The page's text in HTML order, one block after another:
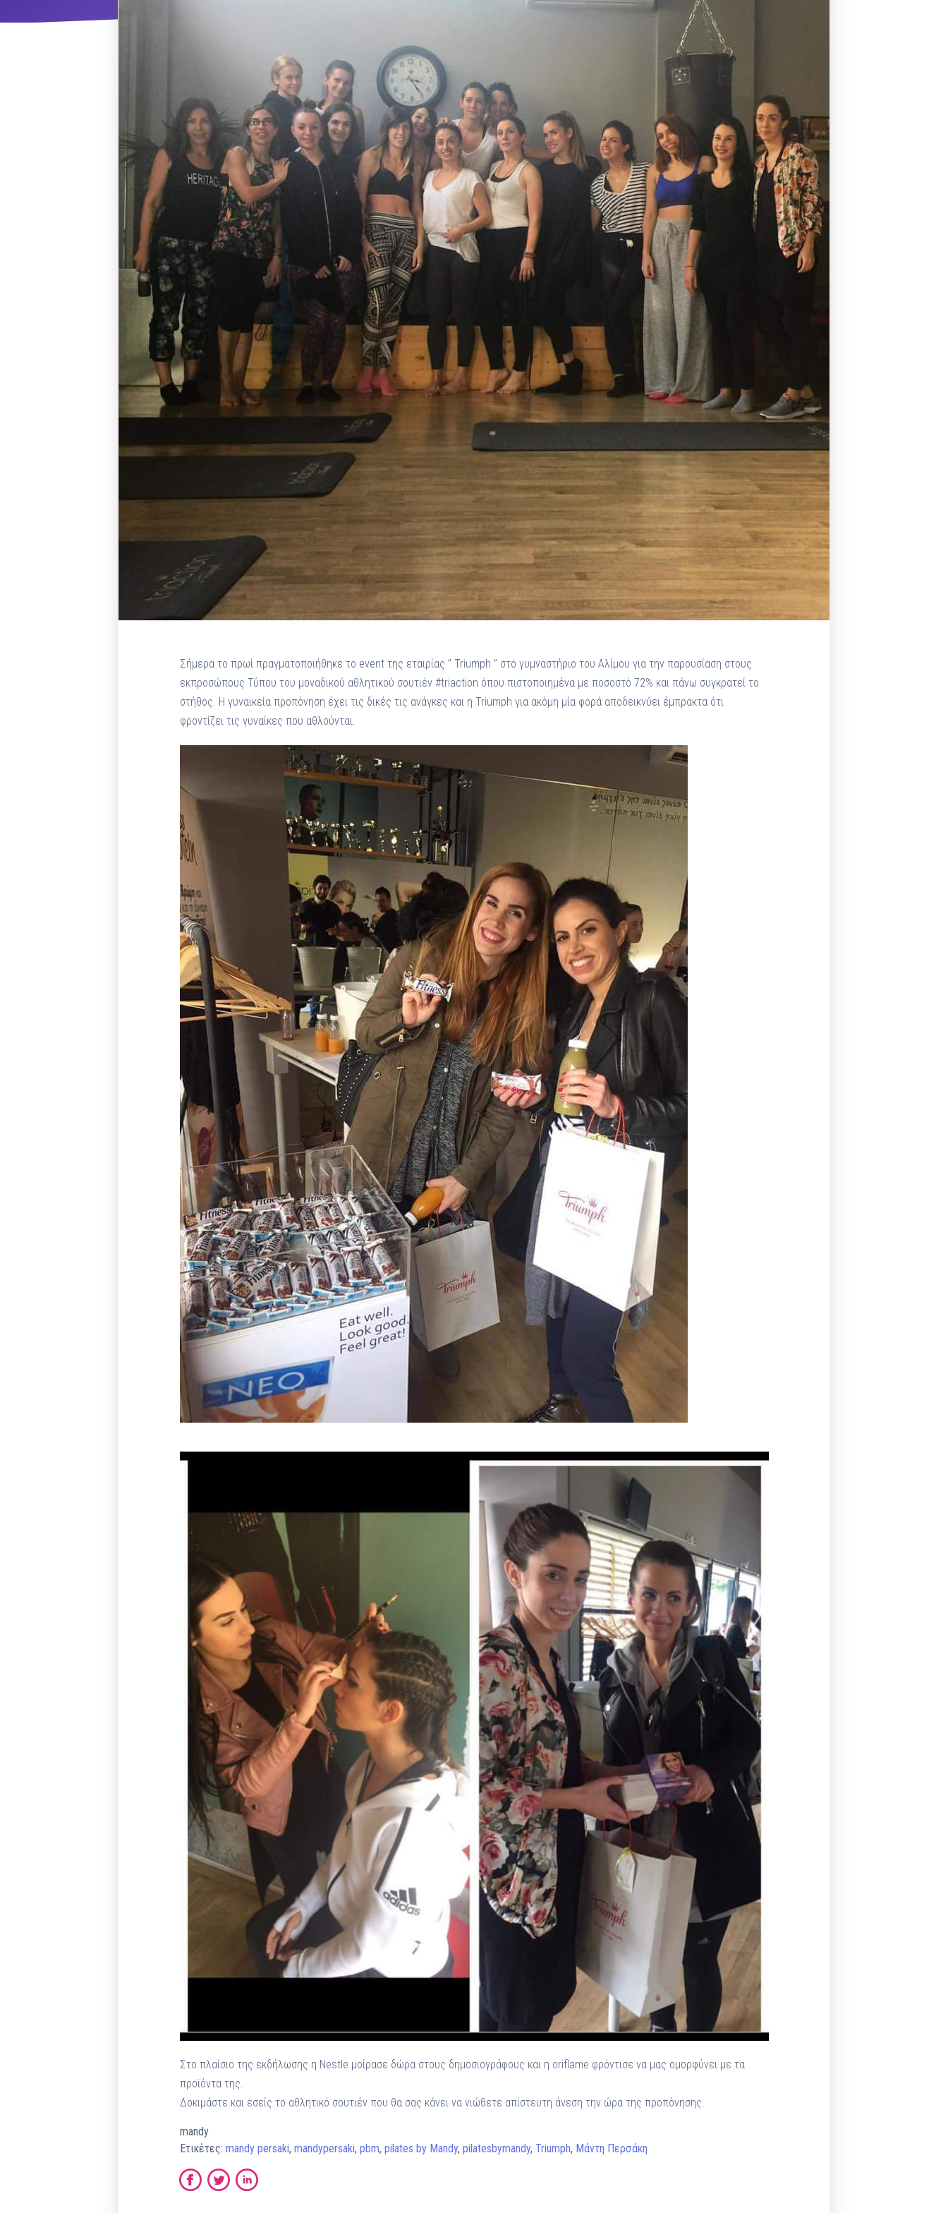
Κ Το pilates έχει τον δικό του καταπληκτικό χώρο στον
Κορυδαλλό
ΠΕΥ
ΠΕΥΚΗ
Η εξέλιξη της ευεξίας στην Πεύκη
ΠΕΡΙΣΤΈΡΙ NEOΣ ΧΩΡΟΣ
Προορισμός Pilates στην Καρδιά της Πόλης
Pilates by Mandy
FACEBOOK N.ΨΥΧΙΚΟΥ
Pilates by Mandy
FACEBOOK N.ΜΑΚΡΗΣ
FACEBOOK ΚΟΡΥΔΑΛΛΟΥ
Pilates by Mandy
FACEBOOK ΠΕΡΙΣΤΕΡΊΟΥ
Pilates by Mandy
FACEBOOK ΠΕΎΚΗΣ
ΚΑΝΑΛΙ YOUTUBE
Σήμερα το πρωί πραγματοποιήθηκε το event της εταιρίας ” Triumph ” στο γυμναστήριο του Αλίμου για την παρουσίαση στους
εκπροσώπους Τύπου του μοναδικού αθλητικού σουτιέν #triaction όπου πιστοποιημένα με ποσοστό 72% και πάνω συγκρατεί το
στήθος. Η γυναικεία προπόνηση έχει τις δικές τις ανάγκες και η Triumph για ακόμη μία φορά αποδεικνύει έμπρακτα ότι
φροντίζει τις γυναίκες που αθλούνται.
Στο πλαίσιο της εκδήλωσης η Nestle μοίρασε δώρα στους δημοσιογράφους και η oriflame φρόντισε να μας ομορφύνει με τα
προϊόντα της.
Δοκιμάστε και εσείς το αθλητικό σουτιέν που θα σας κάνει να νιώθετε απίστευτη άνεση την ώρα της προπόνησης.
mandy
Ετικέτες: mandy persaki, mandypersaki, pbm, pilates by Mandy, pilatesbymandy, Triumph, Μάντη Περσάκη